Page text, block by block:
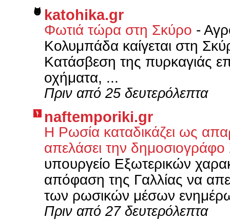
katohika.gr
Φωτιά τώρα στη Σκύρο -
Κολυμπάδα καίγεται στη
Κατάσβεση της πυρκαγιάς
οχήματα, ...
Πριν από 25 δευτερόλεπτα
naftemporiki.gr
Η Ρωσία καταδικάζει ως
απελάσει την
υπουργείο Εξωτερικών
απόφαση της Γαλλίας να
των ρωσικών μέσων
Πριν από 27 δευτερόλεπτα